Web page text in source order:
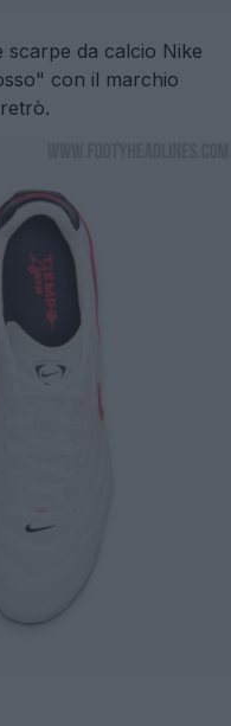
da calcio Nike
con il marchio